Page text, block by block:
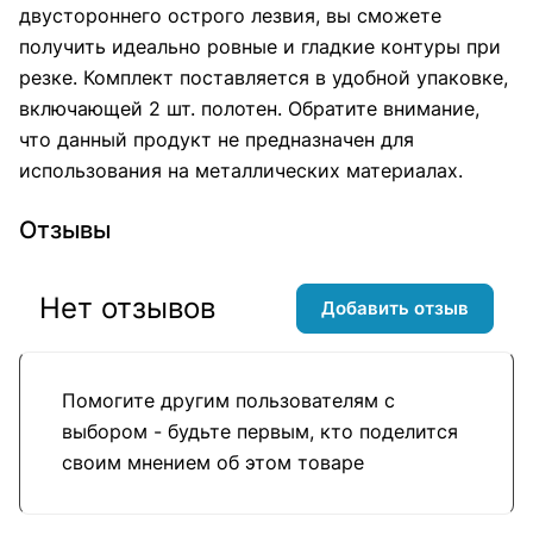
двустороннего острого лезвия, вы сможете
получить идеально ровные и гладкие контуры при
резке. Комплект поставляется в удобной упаковке,
включающей 2 шт. полотен. Обратите внимание,
что данный продукт не предназначен для
использования на металлических материалах.
Отзывы
Помогите другим пользователям с
выбором - будьте первым, кто поделится
своим мнением об этом товаре
Нет отзывов Добавить отзыв